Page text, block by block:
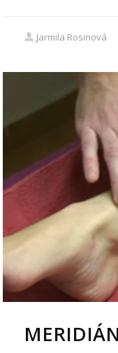
Jarmila Rosinová